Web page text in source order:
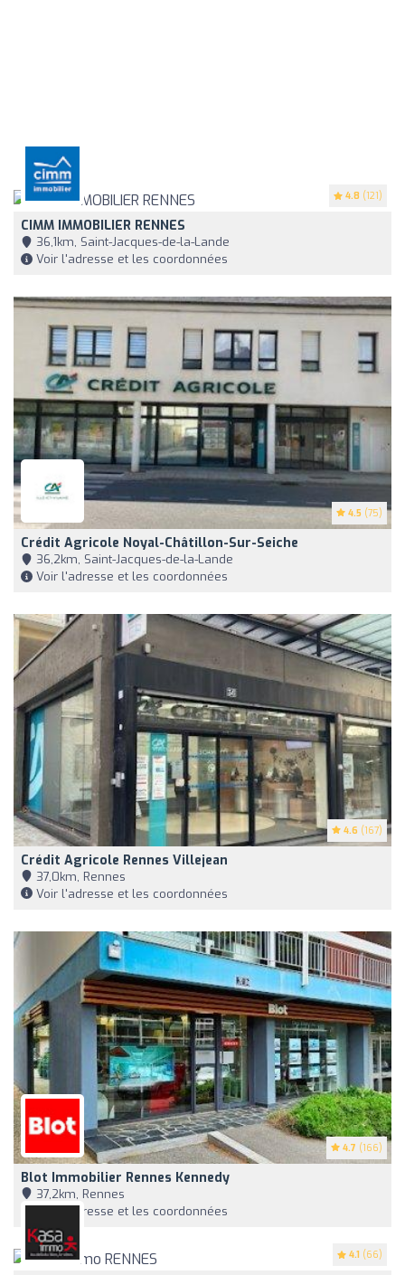
4.8 (121)
CIMM IMMOBILIER RENNES
36,1km, Saint-Jacques-de-la-Lande
Voir l'adresse et les coordonnées
4.5 (75)
Crédit Agricole Noyal-Châtillon-Sur-Seiche
36,2km, Saint-Jacques-de-la-Lande
Voir l'adresse et les coordonnées
4.6 (167)
Crédit Agricole Rennes Villejean
37,0km, Rennes
Voir l'adresse et les coordonnées
4.7 (166)
Blot Immobilier Rennes Kennedy
37,2km, Rennes
Voir l'adresse et les coordonnées
4.1 (66)